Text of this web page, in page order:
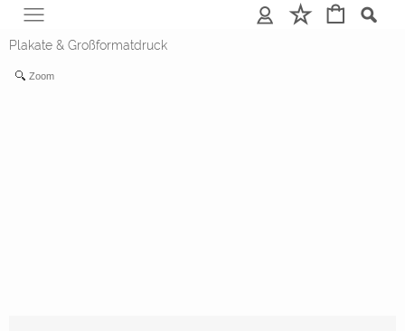
AnmeldenMerkliste
Plakate & Großformatdruck
Zoom